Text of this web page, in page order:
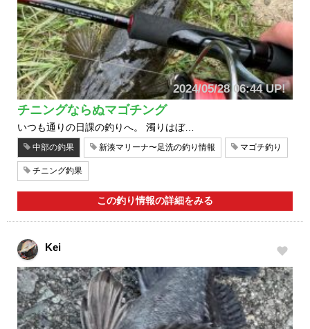
2024/05/28 06:44 UP!
チニングならぬマゴチング
いつも通りの日課の釣りへ。 濁りはぼ…
中部の釣果 新湊マリーナ〜足洗の釣り情報 マゴチ釣り
チニング釣果
この釣り情報の詳細をみる
Kei